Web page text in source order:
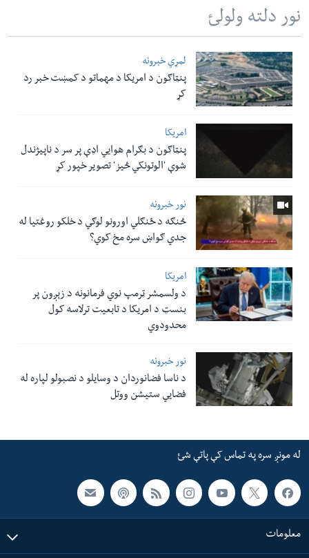
نور دلته ولولئ
لمړي خبرونه
پنټاګون د امریکا د مهماتو د کمښت خبر رد
کړ
امریکا
پنټاګون د بګرام هوایي اډې پر سر د ناپيژندل
شوې 'الوتونکي څيز' تصویر خپور کړ
نور خبرونه
څنګه د ځنګلي اورونو لوګي د خلکو روغتیا له
جدي ګواښ سره مخ کوي؟
امریکا
د ولسمشر ټرمپ نوي فرمانونه د زېږون پر
بنسټ د امریکا د تابعیت ترلاسه کول
محدودوي
نور خبرونه
د ناسا فضانوردان د وسایلو د نصبولو لپاره له
فضایي ستیشن ووتل
له مونږ سره په تماس کې پاتې شئ
معلومات